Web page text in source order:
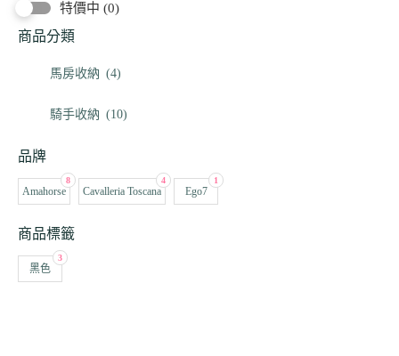
特價中 (0)
商品分類
馬房收納 (4)
騎手收納 (10)
品牌
8
Amahorse
4
Cavalleria Toscana
1
Ego7
商品標籤
3
黑色